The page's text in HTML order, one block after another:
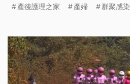
產後護理之家 產婦 群聚感染